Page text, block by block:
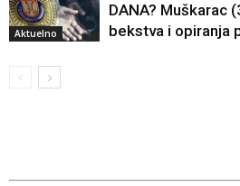
Aktuelno
DANA? Muškarac
bekstva i opiranja